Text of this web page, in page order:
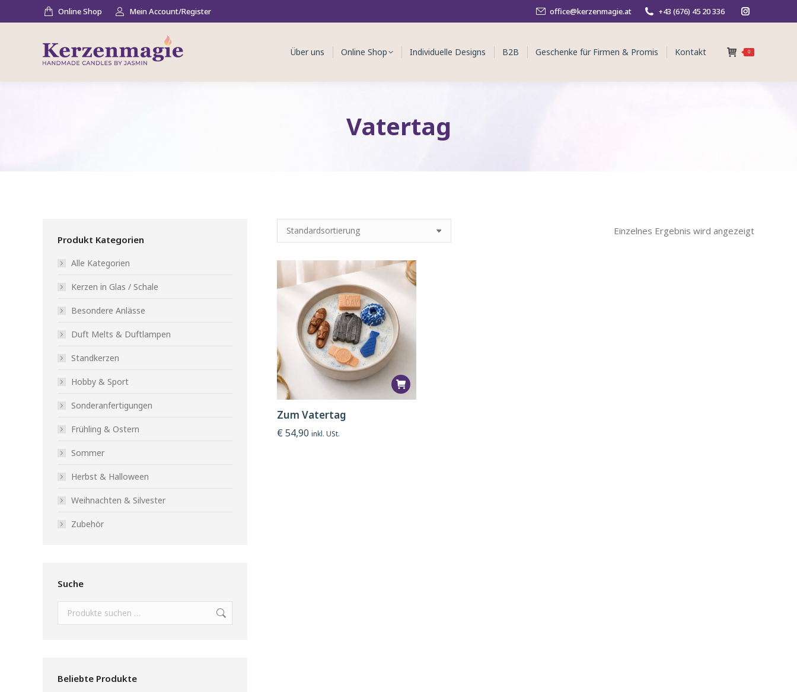
Online Shop Mein Account/Register office@kerzenmagie.at +43 (676) 45 20 336
Instagram
opens
Über uns Online Shop Individuelle Designs B2B Geschenke für Firmen & Promis Kontakt 0
Vatertag
Einzelnes Ergebnis wird angezeigt
Zum Vatertag
€ 54,90 inkl. USt.
Produkt Kategorien
Alle Kategorien
Kerzen in Glas / Schale
Besondere Anlässe
Duft Melts & Duftlampen
Standkerzen
Hobby & Sport
Sonderanfertigungen
Frühling & Ostern
Sommer
Herbst & Halloween
Weihnachten & Silvester
Zubehör
Suche
Beliebte Produkte